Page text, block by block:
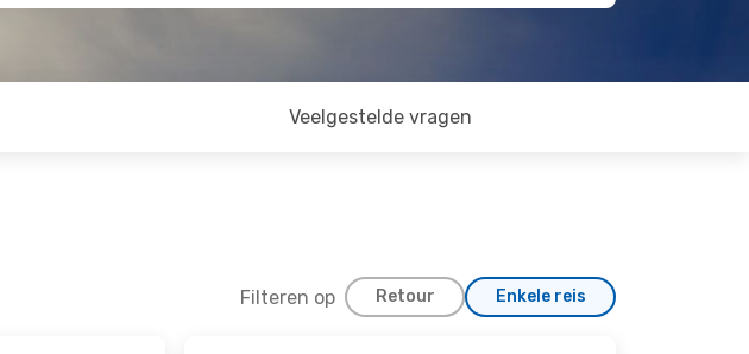
Veelgestelde vragen
Filteren op Retour Enkele reis